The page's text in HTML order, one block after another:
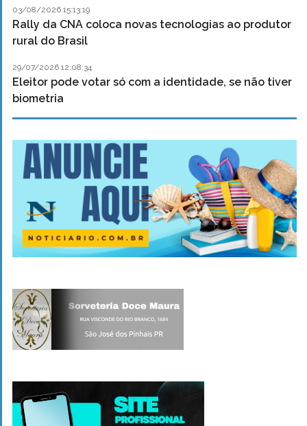
03/08/2026 15:13:19
Rally da CNA coloca novas tecnologias ao produtor
rural do Brasil
29/07/2026 12:08:34
Eleitor pode votar só com a identidade, se não tiver
biometria